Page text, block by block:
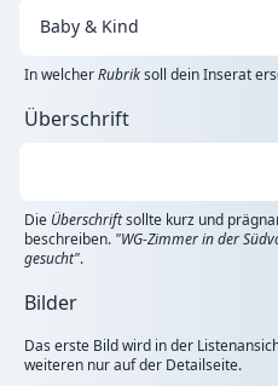
In welcherRubriksoll dein Inserat
Überschrift
Die Überschriftsollte kurz und
beschreiben. "WG-Zimmer in der
gesucht".
Bilder
Das erste Bild wird in der
weiteren nur auf der Detailseite.